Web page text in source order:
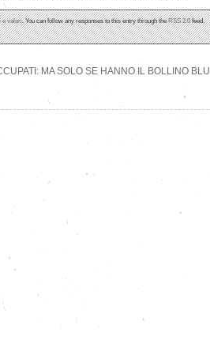
e valori. You can follow any responses to this entry through theRSS 2.0feed.
MA SOLO SE HANNO IL BOLLINO BLU